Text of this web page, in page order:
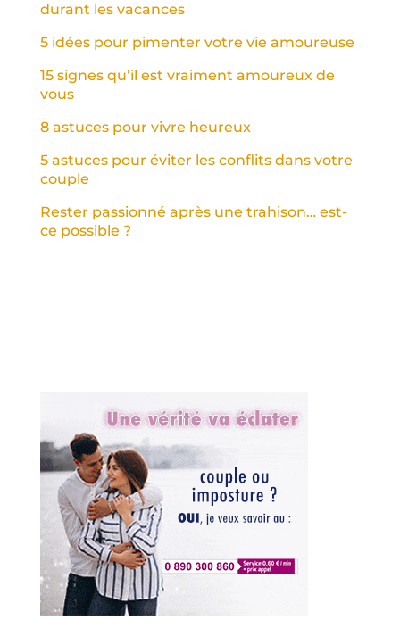
durant les vacances
5 idées pour pimenter votre vie amoureuse
15 signes qu’il est vraiment amoureux de
vous
8 astuces pour vivre heureux
5 astuces pour éviter les conflits dans votre
couple
Rester passionné après une trahison… est-
ce possible ?